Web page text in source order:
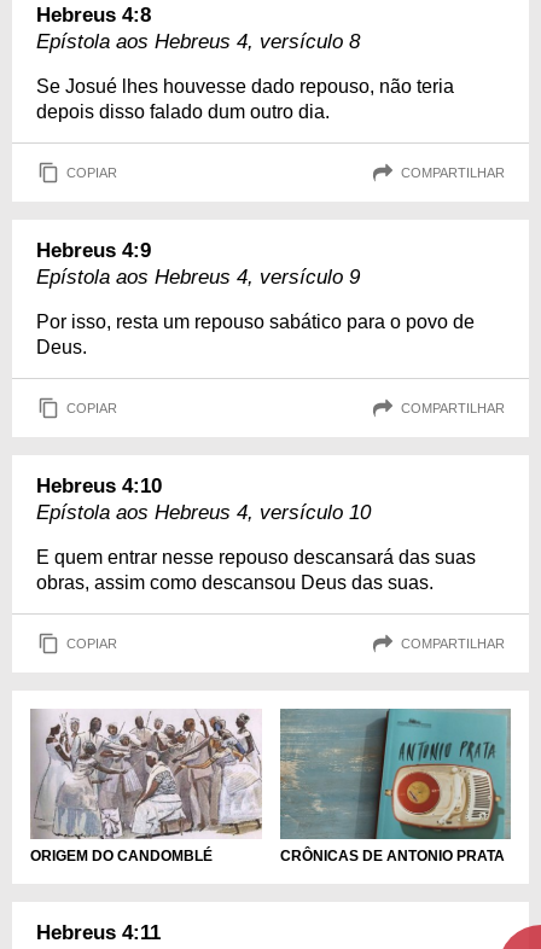
Hebreus 4:8
Epístola aos Hebreus 4, versículo 8
Se Josué lhes houvesse dado repouso, não teria
depois disso falado dum outro dia.
COPIAR COMPARTILHAR
Hebreus 4:9
Epístola aos Hebreus 4, versículo 9
Por isso, resta um repouso sabático para o povo de
Deus.
COPIAR COMPARTILHAR
Hebreus 4:10
Epístola aos Hebreus 4, versículo 10
E quem entrar nesse repouso descansará das suas
obras, assim como descansou Deus das suas.
COPIAR COMPARTILHAR
ORIGEM DO CANDOMBLÉ CRÔNICAS DE ANTONIO PRATA
Hebreus 4:11